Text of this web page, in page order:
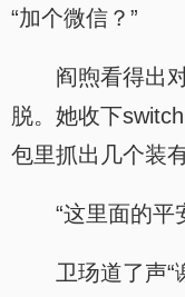
“加个微信？”
阎煦看得出
脱。她收下
包里抓出几个装
“这里面的平
卫玚道了声“